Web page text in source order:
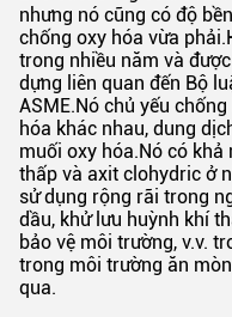
nhưng nó cũng có độ
chống oxy hóa vừa
trong nhiều năm và
dựng liên quan đến Bộ
ASME.Nó chủ yếu
hóa khác nhau, dung
muối oxy hóa.Nó có
thấp và axit clohydric ở
sử dụng rộng rãi trong
dầu, khử lưu huỳnh khí
bảo vệ môi trường, v.v.
trong môi trường ăn
qua.